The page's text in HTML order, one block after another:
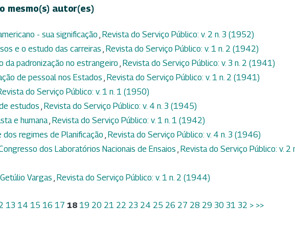
mesmo(s) autor(es)
- sua significação , Revista do Serviço Público: v. 2 n. 3 (1952)
e o estudo das carreiras , Revista do Serviço Público: v. 1 n. 2 (1942)
da padronização no estrangeiro , Revista do Serviço Público: v. 3 n. 2 (1941)
de pessoal nos Estados , Revista do Serviço Público: v. 1 n. 2 (1941)
do Serviço Público: v. 1 n. 1 (1950)
estudos , Revista do Serviço Público: v. 4 n. 3 (1945)
e humana, Revista do Serviço Público: v. 1 n. 1 (1942)
dos regimes de Planificação , Revista do Serviço Público: v. 4 n. 3 (1946)
dos Laboratórios Nacionais de Ensaios , Revista do Serviço Público: v. 2
Vargas , Revista do Serviço Público: v. 1 n. 2 (1944)
13 14 15 16 17 18 19 20 21 22 23 24 25 26 27 28 29 30 31 32 > >>